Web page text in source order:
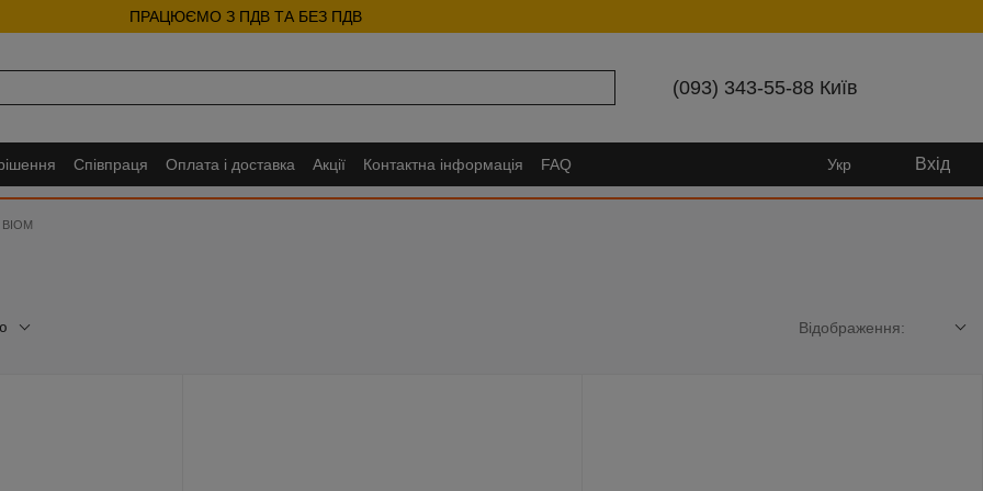
ПРАЦЮЄМО З ПДВ ТА БЕЗ ПДВ
(093) 343-55-88 Київ
Співпраця Оплата і доставка Акції Контактна інформація FAQ Укр Вхід
BIOM
Відображення: